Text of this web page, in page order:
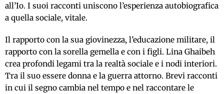
all’Io. I suoi racconti uniscono l’esperienza autobiografica
a quella sociale, vitale.
Il rapporto con la sua giovinezza, l’educazione militare, il
rapporto con la sorella gemella e con i figli. Lina Ghaibeh
crea profondi legami tra la realtà sociale e i nodi interiori.
Tra il suo essere donna e la guerra attorno. Brevi racconti
in cui il segno cambia nel tempo e nel raccontare le